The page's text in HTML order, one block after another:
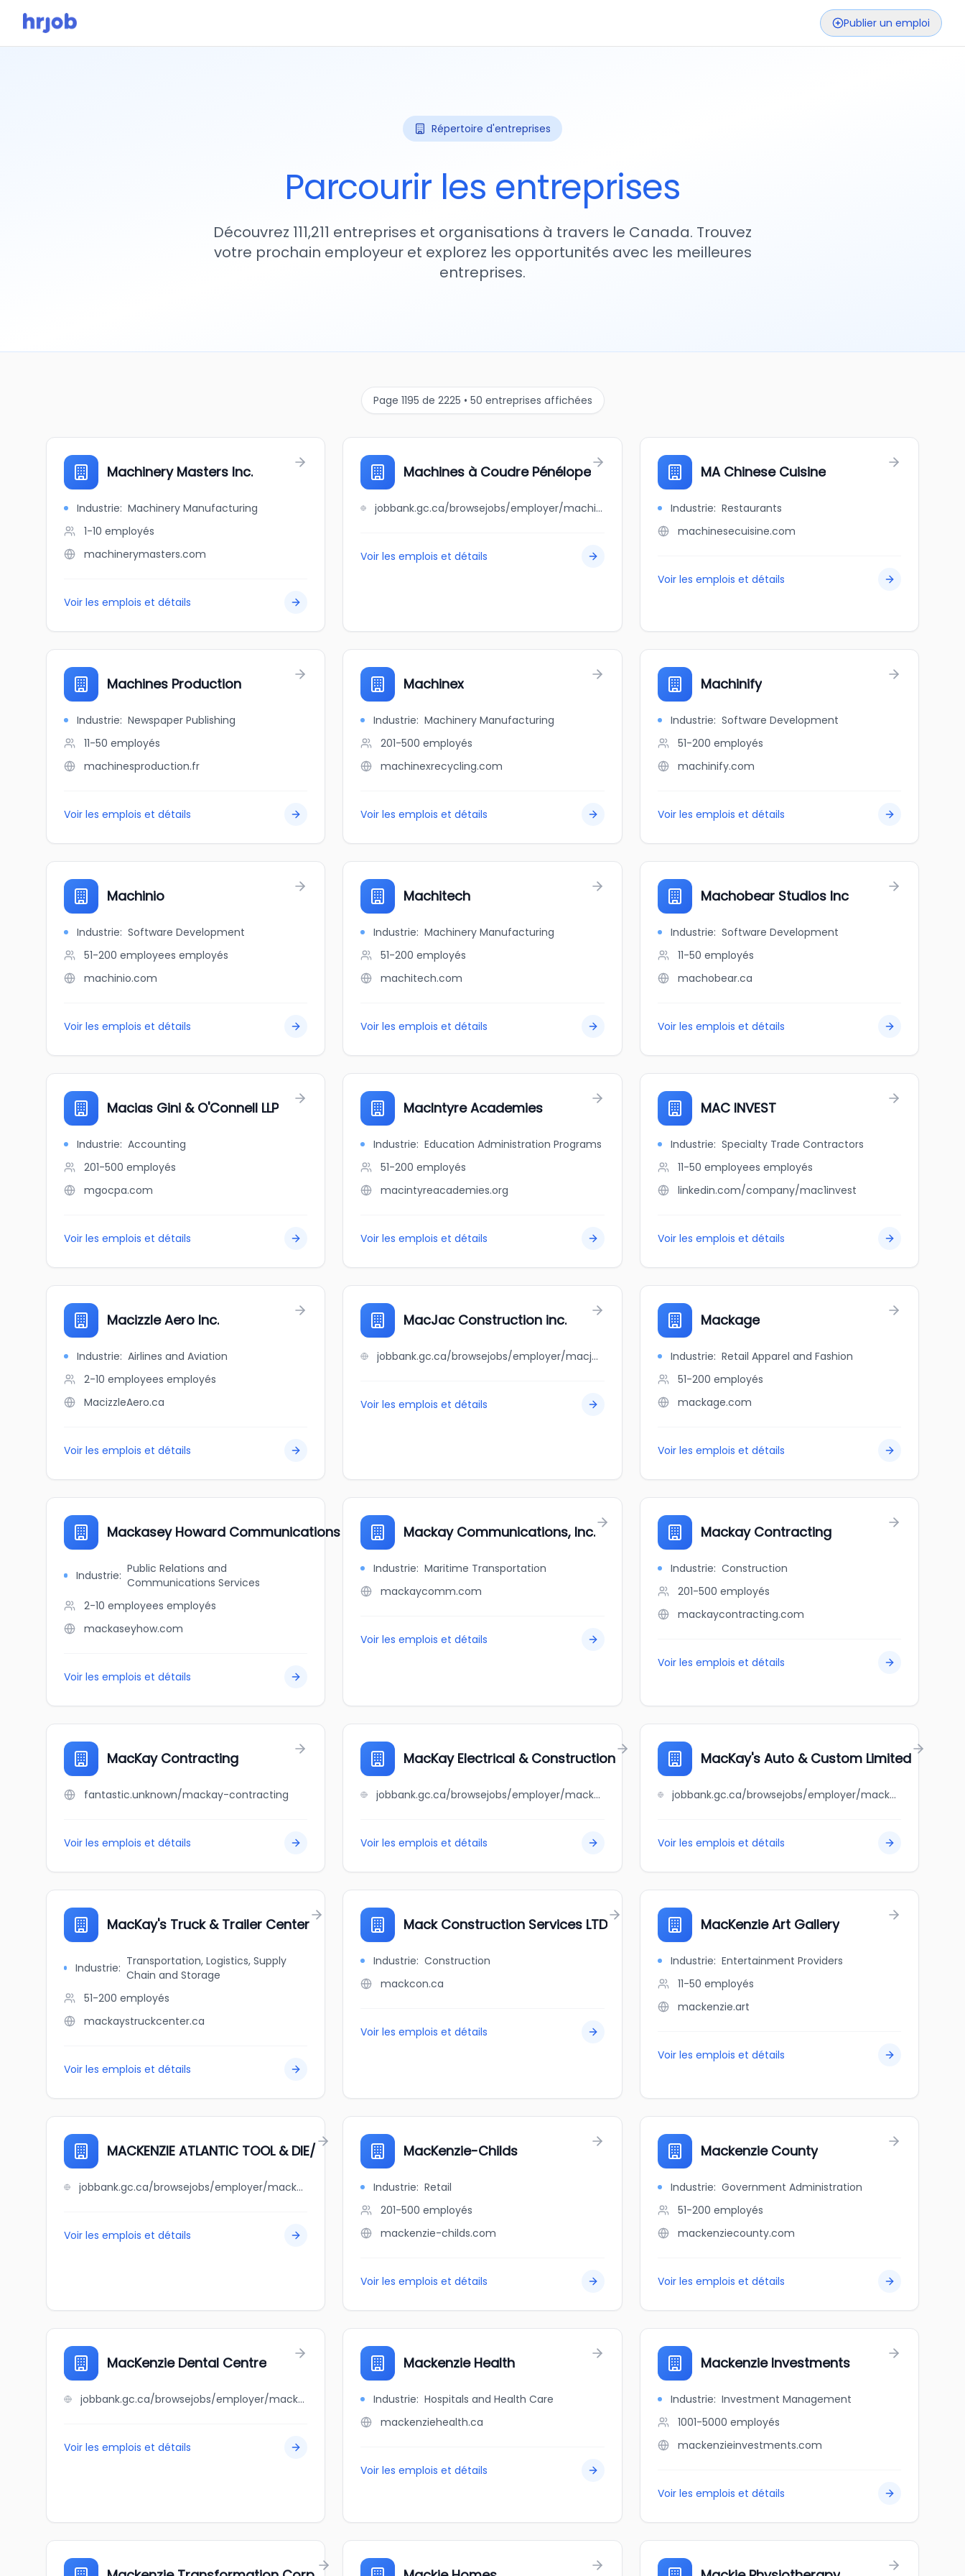
Publier un emploi
Répertoire d'entreprises
Parcourir les entreprises
Découvrez 111,211 entreprises et organisations à travers le Canada. Trouvez
votre prochain employeur et explorez les opportunités avec les meilleures
entreprises.
Page 1195 de 2225 • 50 entreprises affichées
Machinery Masters Inc.
Industrie: Machinery Manufacturing
1-10 employés
machinerymasters.com
Voir les emplois et détails
Machines à Coudre Pénélope
jobbank.gc.ca/browsejobs/employer/machines+%C3%A0+coudre+p%C3%A9n%C3%A9lope/ca
Voir les emplois et détails
MA Chinese Cuisine
Industrie: Restaurants
machinesecuisine.com
Voir les emplois et détails
Machines Production
Industrie: Newspaper Publishing
11-50 employés
machinesproduction.fr
Voir les emplois et détails
Machinex
Industrie: Machinery Manufacturing
201-500 employés
machinexrecycling.com
Voir les emplois et détails
Machinify
Industrie: Software Development
51-200 employés
machinify.com
Voir les emplois et détails
Machinio
Industrie: Software Development
51-200 employees employés
machinio.com
Voir les emplois et détails
Machitech
Industrie: Machinery Manufacturing
51-200 employés
machitech.com
Voir les emplois et détails
Machobear Studios Inc
Industrie: Software Development
11-50 employés
machobear.ca
Voir les emplois et détails
Macias Gini & O'Connell LLP
Industrie: Accounting
201-500 employés
mgocpa.com
Voir les emplois et détails
MacIntyre Academies
Industrie: Education Administration Programs
51-200 employés
macintyreacademies.org
Voir les emplois et détails
MAC INVEST
Industrie: Specialty Trade Contractors
11-50 employees employés
linkedin.com/company/mac1invest
Voir les emplois et détails
Macizzle Aero Inc.
Industrie: Airlines and Aviation
2-10 employees employés
MacizzleAero.ca
Voir les emplois et détails
MacJac Construction inc.
jobbank.gc.ca/browsejobs/employer/macjac+construction+inc./ca
Voir les emplois et détails
Mackage
Industrie: Retail Apparel and Fashion
51-200 employés
mackage.com
Voir les emplois et détails
Mackasey Howard Communications
Industrie: Public Relations and
Communications Services
2-10 employees employés
mackaseyhow.com
Voir les emplois et détails
Mackay Communications, Inc.
Industrie: Maritime Transportation
mackaycomm.com
Voir les emplois et détails
Mackay Contracting
Industrie: Construction
201-500 employés
mackaycontracting.com
Voir les emplois et détails
MacKay Contracting
fantastic.unknown/mackay-contracting
Voir les emplois et détails
MacKay Electrical & Construction
jobbank.gc.ca/browsejobs/employer/mackay+electrical+%26+construction/ca
Voir les emplois et détails
MacKay's Auto & Custom Limited
jobbank.gc.ca/browsejobs/employer/mackay%27s+auto+%26+custom+limited/ca
Voir les emplois et détails
MacKay's Truck & Trailer Center
Industrie: Transportation, Logistics, Supply
Chain and Storage
51-200 employés
mackaystruckcenter.ca
Voir les emplois et détails
Mack Construction Services LTD
Industrie: Construction
mackcon.ca
Voir les emplois et détails
MacKenzie Art Gallery
Industrie: Entertainment Providers
11-50 employés
mackenzie.art
Voir les emplois et détails
MACKENZIE ATLANTIC TOOL & DIE/
jobbank.gc.ca/browsejobs/employer/mackenzie+atlantic+tool+%26+die%2F/ca
Voir les emplois et détails
MacKenzie-Childs
Industrie: Retail
201-500 employés
mackenzie-childs.com
Voir les emplois et détails
Mackenzie County
Industrie: Government Administration
51-200 employés
mackenziecounty.com
Voir les emplois et détails
MacKenzie Dental Centre
jobbank.gc.ca/browsejobs/employer/mackenzie+dental+centre/ca
Voir les emplois et détails
Mackenzie Health
Industrie: Hospitals and Health Care
mackenziehealth.ca
Voir les emplois et détails
Mackenzie Investments
Industrie: Investment Management
1001-5000 employés
mackenzieinvestments.com
Voir les emplois et détails